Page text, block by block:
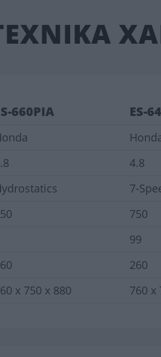
660PIA
x 750 x 880
ES-
4.8
7-
750
99
260
760 x